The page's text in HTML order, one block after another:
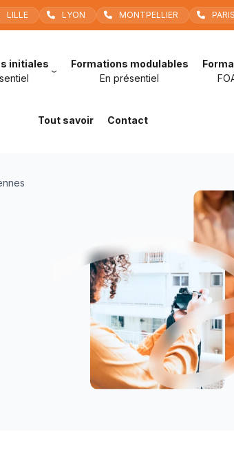
LILLE LYON MONTPELLIER PARIS
initiales
Formations modulables
En présentiel
Tout savoir Contact